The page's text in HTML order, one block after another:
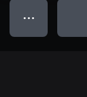
● ● ●